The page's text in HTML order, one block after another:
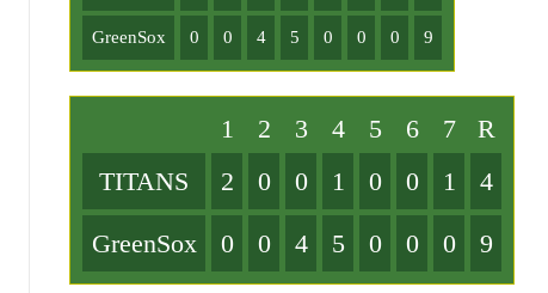
GreenSox 0 0 4 5 0 0 0 9
1 2 3 4 5 6 7
R
TITANS
2 0 0 1 0 0 1 4
GreenSox 0 0 4 5 0 0 0 9